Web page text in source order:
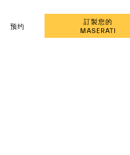
预约
訂製您的
MASERATI